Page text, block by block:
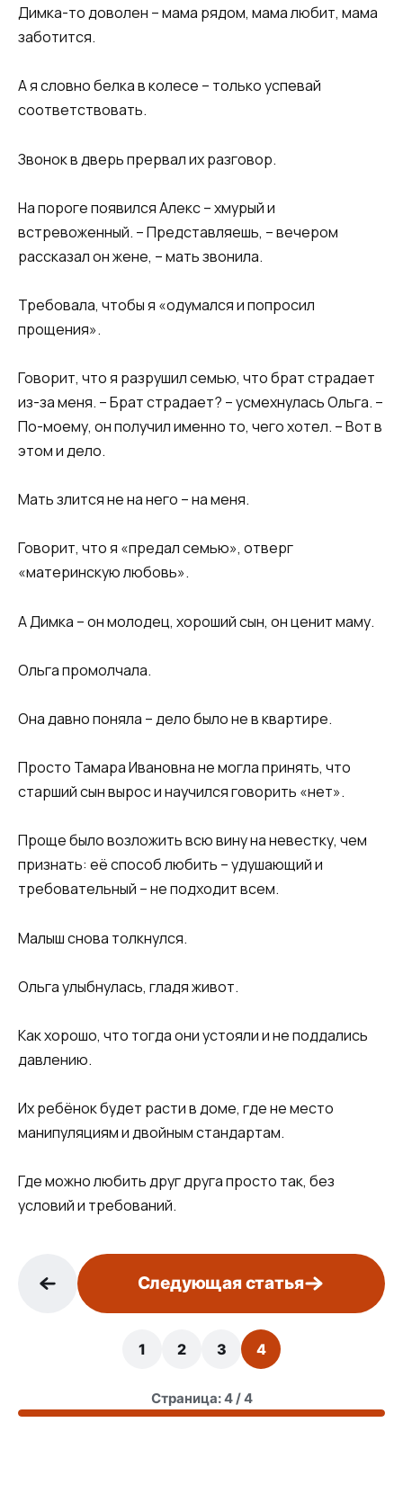
Димка-то доволен – мама рядом, мама любит, мама
заботится.
А я словно белка в колесе – только успевай
соответствовать.
Звонок в дверь прервал их разговор.
На пороге появился Алекс – хмурый и
встревоженный. – Представляешь, – вечером
рассказал он жене, – мать звонила.
Требовала, чтобы я «одумался и попросил
прощения».
Говорит, что я разрушил семью, что брат страдает
из-за меня. – Брат страдает? – усмехнулась Ольга. –
По-моему, он получил именно то, чего хотел. – Вот в
этом и дело.
Мать злится не на него – на меня.
Говорит, что я «предал семью», отверг
«материнскую любовь».
А Димка – он молодец, хороший сын, он ценит маму.
Ольга промолчала.
Она давно поняла – дело было не в квартире.
Просто Тамара Ивановна не могла принять, что
старший сын вырос и научился говорить «нет».
Проще было возложить всю вину на невестку, чем
признать: её способ любить – удушающий и
требовательный – не подходит всем.
Малыш снова толкнулся.
Ольга улыбнулась, гладя живот.
Как хорошо, что тогда они устояли и не поддались
давлению.
Их ребёнок будет расти в доме, где не место
манипуляциям и двойным стандартам.
Где можно любить друг друга просто так, без
условий и требований.
Следующая статья
1 2 3 4
Страница: 4 / 4